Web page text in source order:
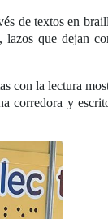
de textos en
que dejan
con la lectura
corredora y